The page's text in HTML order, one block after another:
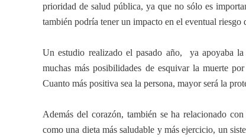
prioridad de salud pública, ya que no sólo es
también podría tener un impacto en el eventual riesgo
Un estudio realizado el pasado año, ya apoyaba
muchas más posibilidades de esquivar la muerte
Cuanto más positiva sea la persona, mayor será la
Además del corazón, también se ha relacionado
como una dieta más saludable y más ejercicio, un